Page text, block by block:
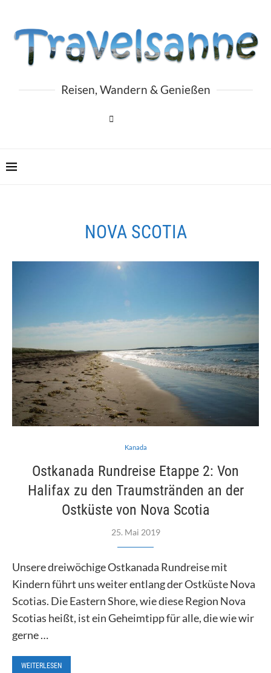
Reisen, Wandern & Genießen
NOVA SCOTIA
Kanada
Ostkanada Rundreise Etappe 2: Von
Halifax zu den Traumstränden an der
Ostküste von Nova Scotia
25. Mai 2019
Unsere dreiwöchige Ostkanada Rundreise mit
Kindern führt uns weiter entlang der Ostküste Nova
Scotias. Die Eastern Shore, wie diese Region Nova
Scotias heißt, ist ein Geheimtipp für alle, die wie wir
gerne …
WEITERLESEN